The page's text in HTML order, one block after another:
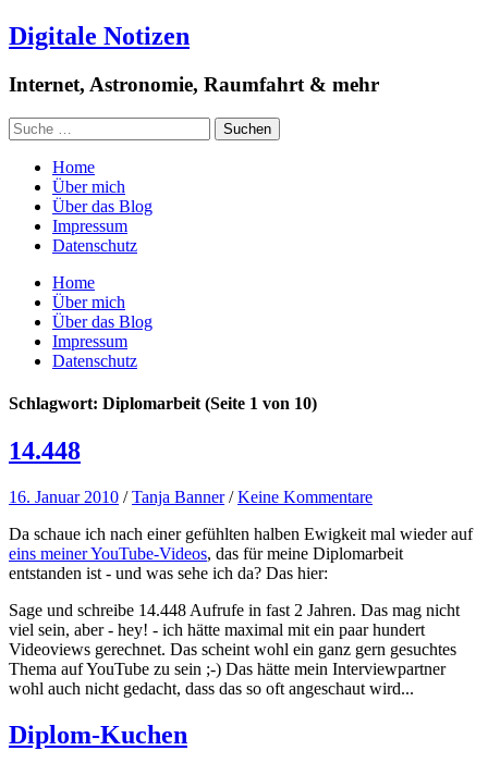
Digitale Notizen
Internet, Astronomie, Raumfahrt & mehr
Home
Über mich
Über das Blog
Impressum
Datenschutz
Home
Über mich
Über das Blog
Impressum
Datenschutz
Schlagwort: Diplomarbeit (Seite 1 von 10)
14.448
16. Januar 2010 /Tanja Banner /Keine Kommentare
Da schaue ich nach einer gefühlten halben Ewigkeit mal wieder auf
eins meiner YouTube-Videos, das für meine Diplomarbeit
entstanden ist - und was sehe ich da? Das hier:
Sage und schreibe 14.448 Aufrufe in fast 2 Jahren. Das mag nicht
viel sein, aber - hey! - ich hätte maximal mit ein paar hundert
Videoviews gerechnet. Das scheint wohl ein ganz gern gesuchtes
Thema auf YouTube zu sein ;-) Das hätte mein Interviewpartner
wohl auch nicht gedacht, dass das so oft angeschaut wird...
Diplom-Kuchen